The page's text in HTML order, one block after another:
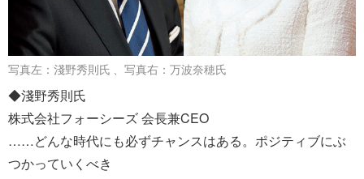
写真左：淺野秀則氏 、写真右：万波奈穂氏
◆淺野秀則氏
株式会社フォーシーズ 会長兼CEO
……どんな時代にも必ずチャンスはある。ポジティブにぶ
つかっていくべき